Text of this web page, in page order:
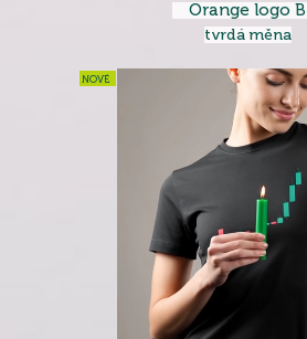
Orange logo B
tvrdá měna
NOVÉ